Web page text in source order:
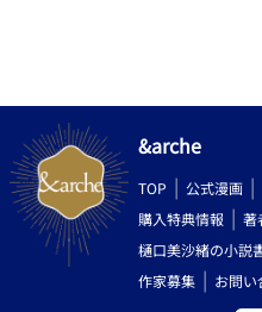
&arche
TOP 公式漫画
購入特典情報
著
樋口美沙緒の小説
作家募集
お問い